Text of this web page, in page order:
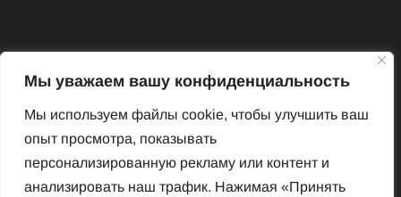
Мы уважаем вашу конфиденциальность
Мы используем файлы cookie, чтобы улучшить ваш
опыт просмотра, показывать
персонализированную рекламу или контент и
анализировать наш трафик. Нажимая «Принять
Новый Венский журнал
Архив номеров